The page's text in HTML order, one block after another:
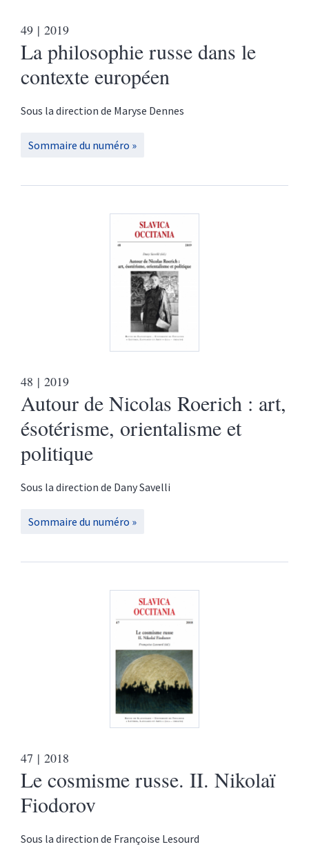
49 | 2019
La philosophie russe dans le
contexte européen
Sous la direction de Maryse Dennes
Sommaire du numéro
48 | 2019
Autour de Nicolas Roerich : art,
ésotérisme, orientalisme et
politique
Sous la direction de DanySavelli
Sommaire du numéro
47 | 2018
Le cosmisme russe. II. Nikolaï
Fiodorov
Sous la direction de Françoise Lesourd